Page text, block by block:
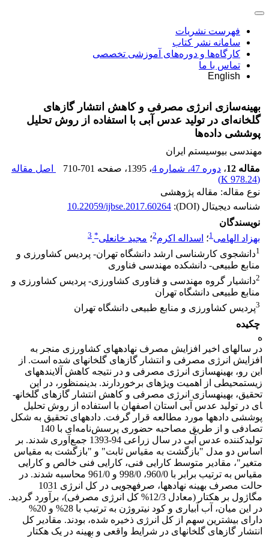
فهرست نشریات
سامانه نشر کتاب
کارگاه‌ها و دوره‌های آموزشی تخصصی
تماس با ما
English
بهینه‌سازی انرژی مصرفی و کاهش انتشار گاز‌های
گلخانه‌ای در تولید عدس آبی با استفاده از روش تحلیل
پوششی داده‌ها
مهندسی بیوسیستم ایران
مقاله 12
، دوره 47، شماره 4 ، 1395 ، صفحه 710-701
اصل مقاله
(
978.24 K
)
نوع مقاله: مقاله پژوهشی
شناسه دیجیتال (DOI):
10.22059/ijbse.2017.60264
نویسندگان
بهزاد الهامی1؛ اسداله اکرم2؛ مجید خانعلی*
3
1دانشجوی کارشناسی ارشد دانشگاه تهران- پردیس کشاورزی و
منابع طبیعی- دانشکده مهندسی فناوری
2دانشیار گروه مهندسی و فناوری کشاورزی- پردیس کشاورزی و
منابع طبیعی دانشگاه تهران
3پردیس کشاورزی و منابع طبیعی دانشگاه تهران
چکیده
ه
در سال­های اخیر افزایش مصرف نهاده­های کشاورزی منجر به
افزایش انرژی مصرفی و انتشار گازهای گلخانه­ای شده است. از
این رو، بهینه­سازی انرژی مصرفی و در نتیجه کاهش آلاینده­های
زیست­محیطی از اهمیت ویژه­ای برخوردارند. بدین­منظور، در این
تحقیق، بهینه­سازی انرژی مصرفی و کاهش انتشار گازهای گلخانه­
ای در تولید عدس آبی استان اصفهان با استفاده از روش تحلیل
پوششی داده­ها مورد مطالعه قرار گرفت. داده­های تحقیق به شکل
تصادفی و از طریق مصاحبه حضوری پرسش‌نامه‌ای با 140
تولیدکننده­ عدس آبی در سال زراعی 94-1393 جمع‌آوری شدند. بر
اساس دو مدل "بازگشت به مقیاس ثابت" و "بازگشت به مقیاس
متغیر"، مقادیر متوسط کارایی فنی، کارایی فنی خالص و کارایی
مقیاس به ترتیب برابر با 960/0، 998/0 و 961/0 محاسبه شدند. در
حالت مصرف بهینه نهاده­ها، صرفه­جویی در کل انرژی 1031
مگاژول بر هکتار (معادل 12/3% کل انرژی مصرفی)، برآورد گردید.
در این میان، آب آبیاری و کود نیتروژن به ترتیب با 28% و 20%
دارای بیشترین سهم از کل انرژی ذخیره شده، بودند. مقادیر کل
انتشار گازهای گلخانه­ای در شرایط واقعی و بهینه­ در یک هکتار